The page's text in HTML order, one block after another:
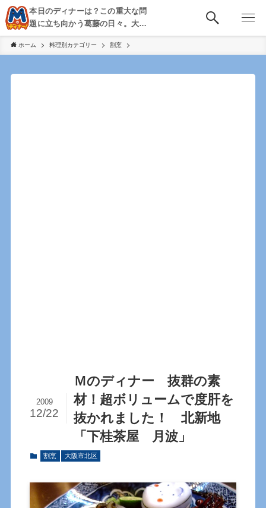
本日のディナーは？この重大な問
題に立ち向かう葛藤の日々。大
阪・京都・神戸を中心とした食べ
歩き、飲み歩きを綴る。
ホーム 料理別カテゴリー 割烹
Ｍのディナー 抜群の素
材！超ボリュームで度肝を
抜かれました！ 北新地
「下桂茶屋 月波」
2009
12/22
割烹 大阪市北区